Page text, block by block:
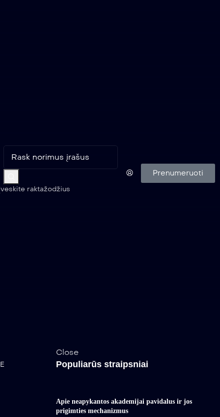
raktažodžius
Prenumeruoti
Close
Populiarūs straipsniai
Apie neapykantos akademijai pavidalus ir jos
prigimties mechanizmus